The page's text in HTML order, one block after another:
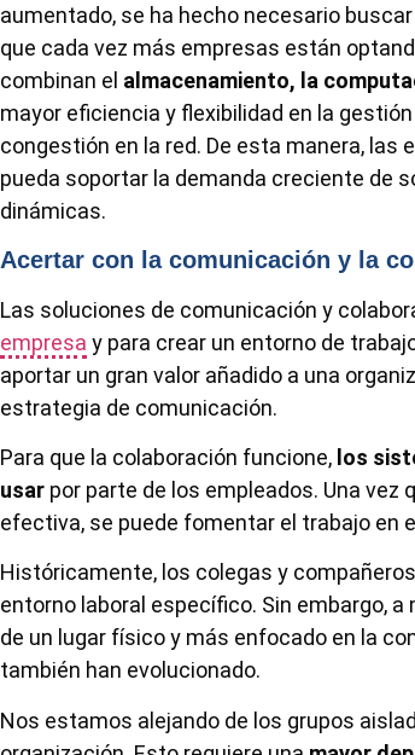
aumentado, se ha hecho necesario
que cada vez más empresas están
combinan el almacenamiento, la
mayor eficiencia y flexibilidad en la
congestión en la red. De esta manera,
pueda soportar la demanda creciente de
dinámicas.
Acertar con la comunicación y la
Las soluciones de comunicación y
empresa y para crear un entorno de
aportar un gran valor añadido a una
estrategia de comunicación.
Para que la colaboración funcione, los
usar por parte de los empleados. Una
efectiva, se puede fomentar el trabajo en
Históricamente, los colegas y
entorno laboral específico. Sin embargo,
de un lugar físico y más enfocado en la
también han evolucionado.
Nos estamos alejando de los grupos